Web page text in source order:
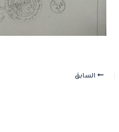
السابق